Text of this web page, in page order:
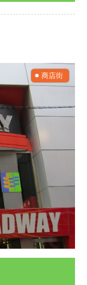
商店街